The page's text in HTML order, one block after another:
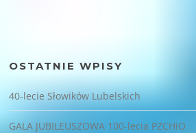
OSTATNIE WPISY
40-lecie Słowików Lubelskich
GALA JUBILEUSZOWA 100-lecia PZCHiO